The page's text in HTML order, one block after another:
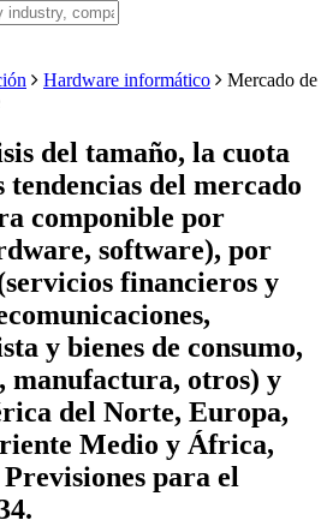
Hardware informático
Mercado de
del tamaño, la cuota
tendencias del mercado
componible por
software), por
financieros y
y bienes de consumo,
manufactura, otros) y
del Norte, Europa,
Medio y África,
para el